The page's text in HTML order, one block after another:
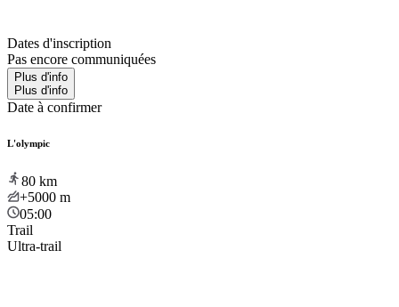
Dates d'inscription
Pas encore communiquées
Plus d'info
Plus d'info
Date à confirmer
L'olympic
80 km
+5000 m
05:00
Trail
Ultra-trail